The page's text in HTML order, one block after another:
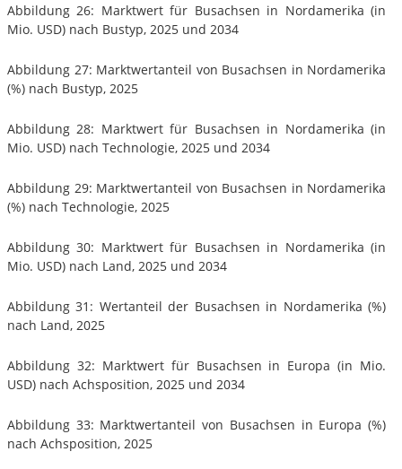
Abbildung 26: Marktwert für Busachsen in Nordamerika (in
Mio. USD) nach Bustyp, 2025 und 2034
Abbildung 27: Marktwertanteil von Busachsen in Nordamerika
(%) nach Bustyp, 2025
Abbildung 28: Marktwert für Busachsen in Nordamerika (in
Mio. USD) nach Technologie, 2025 und 2034
Abbildung 29: Marktwertanteil von Busachsen in Nordamerika
(%) nach Technologie, 2025
Abbildung 30: Marktwert für Busachsen in Nordamerika (in
Mio. USD) nach Land, 2025 und 2034
Abbildung 31: Wertanteil der Busachsen in Nordamerika (%)
nach Land, 2025
Abbildung 32: Marktwert für Busachsen in Europa (in Mio.
USD) nach Achsposition, 2025 und 2034
Abbildung 33: Marktwertanteil von Busachsen in Europa (%)
nach Achsposition, 2025